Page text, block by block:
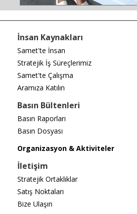
İnsan Kaynakları
Samet'te İnsan
Stratejik İş Süreçlerimiz
Samet'te Çalışma
Aramıza Katılın
Basın Bültenleri
Basın Raporları
Basın Dosyası
Organizasyon & Aktiviteler
İletişim
Stratejik Ortaklıklar
Satış Noktaları
Bize Ulaşın